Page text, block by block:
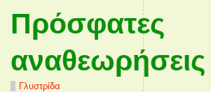
Πρόσφατες
αναθεωρήσεις
Γλυστρίδα